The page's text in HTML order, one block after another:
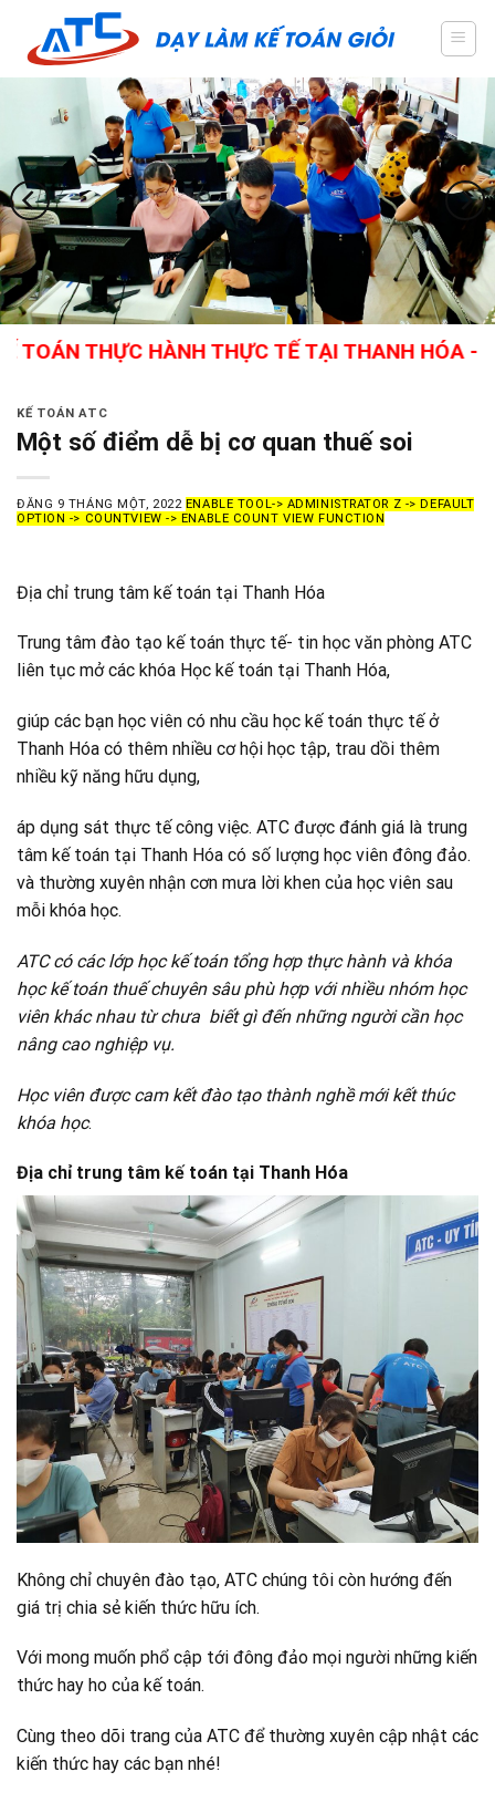
content
THỰC HÀNH THỰC TẾ TẠI THANH HÓA - GIÁO
KẾ TOÁN ATC
Một số điểm dễ bị cơ quan thuế soi
ĐĂNG 9 THÁNG MỘT, 2022 ENABLE TOOL-> ADMINISTRATOR Z -> DEFAULT
OPTION -> COUNTVIEW -> ENABLE COUNT VIEW FUNCTION
Địa chỉ trung tâm kế toán tại Thanh Hóa
Trung tâm đào tạo kế toán thực tế- tin học văn phòng ATC
liên tục mở các khóa Học kế toán tại Thanh Hóa,
giúp các bạn học viên có nhu cầu học kế toán thực tế ở
Thanh Hóa có thêm nhiều cơ hội học tập, trau dồi thêm
nhiều kỹ năng hữu dụng,
áp dụng sát thực tế công việc. ATC được đánh giá là trung
tâm kế toán tại Thanh Hóa có số lượng học viên đông đảo.
và thường xuyên nhận cơn mưa lời khen của học viên sau
mỗi khóa học.
ATC có các lớp học kế toán tổng hợp thực hành và khóa
học kế toán thuế chuyên sâu phù hợp với nhiều nhóm học
viên khác nhau từ chưa biết gì đến những người cần học
nâng cao nghiệp vụ.
Học viên được cam kết đào tạo thành nghề mới kết thúc
khóa học.
Địa chỉ trung tâm kế toán tại Thanh Hóa
Không chỉ chuyên đào tạo, ATC chúng tôi còn hướng đến
giá trị chia sẻ kiến thức hữu ích.
Với mong muốn phổ cập tới đông đảo mọi người những kiến
thức hay ho của kế toán.
Cùng theo dõi trang của ATC để thường xuyên cập nhật các
kiến thức hay các bạn nhé!